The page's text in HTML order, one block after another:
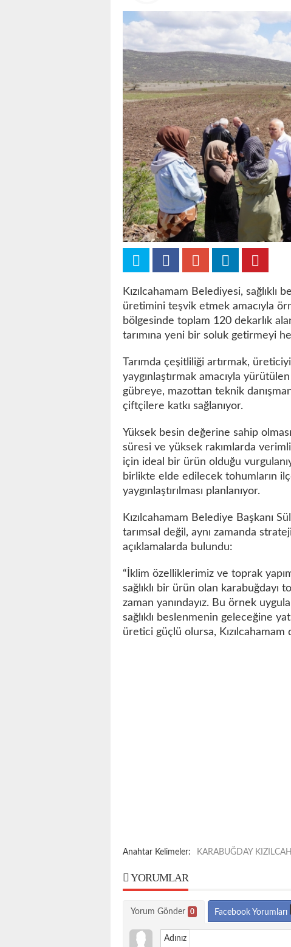
Kızılcahamam Belediyesi,
üretimini teşvik etmek amacıyla
bölgesinde toplam 120 dekarlık
tarımına yeni bir soluk getirmeyi
Tarımda çeşitliliği artırmak,
yaygınlaştırmak amacıyla
gübreye, mazottan teknik
çiftçilere katkı sağlanıyor.
Yüksek besin değerine sahip
süresi ve yüksek rakımlarda
için ideal bir ürün olduğu
birlikte elde edilecek tohumların
yaygınlaştırılması planlanıyor.
Kızılcahamam Belediye Başkanı
tarımsal değil, aynı zamanda
açıklamalarda bulundu:
“İklim özelliklerimiz ve toprak
sağlıklı bir ürün olan karabuğdayı
zaman yanındayız. Bu örnek
sağlıklı beslenmenin geleceğine
üretici güçlü olursa, Kızılcahamam
Anahtar Kelimeler: KARABUĞDAY
YORUMLAR
Yorum Gönder 0 Facebook Yorumları
Adınız